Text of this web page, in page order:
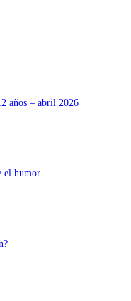
años – abril 2026
el humor